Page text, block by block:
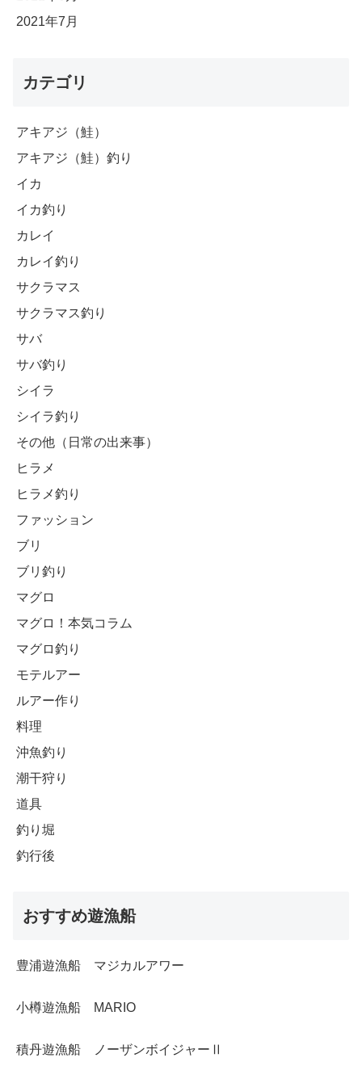
2021年7月
カテゴリ
アキアジ（鮭）
アキアジ（鮭）釣り
イカ
イカ釣り
カレイ
カレイ釣り
サクラマス
サクラマス釣り
サバ
サバ釣り
シイラ
シイラ釣り
その他（日常の出来事）
ヒラメ
ヒラメ釣り
ファッション
ブリ
ブリ釣り
マグロ
マグロ！本気コラム
マグロ釣り
モテルアー
ルアー作り
料理
沖魚釣り
潮干狩り
道具
釣り堀
釣行後
おすすめ遊漁船
豊浦遊漁船 マジカルアワー
小樽遊漁船 MARIO
積丹遊漁船 ノーザンボイジャーⅡ